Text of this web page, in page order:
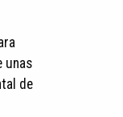
unas
de